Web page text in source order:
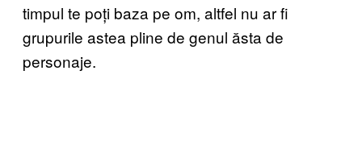
timpul te poți baza pe om, altfel nu ar fi
grupurile astea pline de genul ăsta de
personaje.